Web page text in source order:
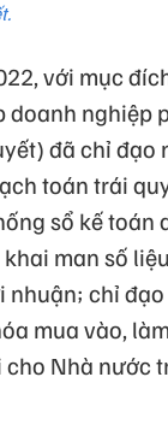
với mục
doanh nghiệp
đã chỉ đạo
toán trái
sổ kế toán
man số
nhuận; chỉ
mua vào,
Nhà nước